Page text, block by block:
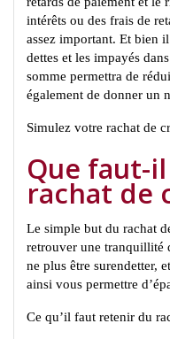
intérêts ou des frais de
assez important. Et bien
dettes et les impayés
somme permettra de
également de donner un
Simulez votre rachat de
Que faut-
rachat de
Le simple but du rachat
retrouver une tranquillité
ne plus être surendetter,
ainsi vous permettre
Ce qu’il faut retenir du